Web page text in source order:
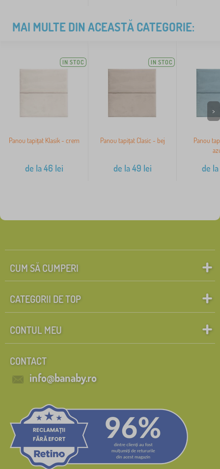
MAI MULTE DIN ACEASTĂ CATEGORIE:
IN STOC
Panou tapițat Klasik - crem
de la46 lei
IN STOC
Panou tapițat Clasic - bej
de la49 lei
Panou
de la
>
CUM SĂ CUMPERI
CATEGORII DE TOP
CONTUL MEU
CONTACT
info@banaby.ro